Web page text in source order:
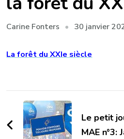
Carine Fonters 30 janvier
La forêt du XXIe siècle
Navigation
d'article
Le petit
MAE n°3: